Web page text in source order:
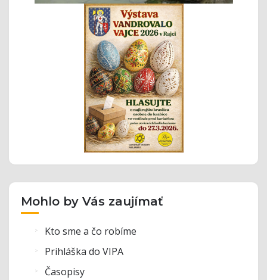
Mohlo by Vás zaujímať
Kto sme a čo robíme
Prihláška do VIPA
Časopisy